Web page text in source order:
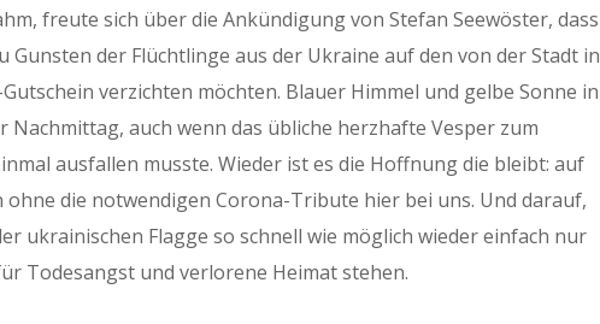
freute sich über die Ankündigung von Stefan Seewöster, dass
Gunsten der Flüchtlinge aus der Ukraine auf den von der Stadt in
verzichten möchten. Blauer Himmel und gelbe Sonne in
Nachmittag, auch wenn das übliche herzhafte Vesper zum
ausfallen musste. Wieder ist es die Hoffnung die bleibt: auf
ohne die notwendigen Corona-Tribute hier bei uns. Und darauf,
ukrainischen Flagge so schnell wie möglich wieder einfach nur
Todesangst und verlorene Heimat stehen.